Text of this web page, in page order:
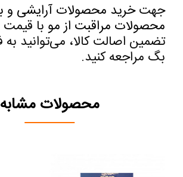
جهتخرید محصولات آرایشی و
محصولات مراقبت از مو با
تضمین اصالت کالا، می‌توانید به
بگ مراجعه کنید.
محصولات مشابه